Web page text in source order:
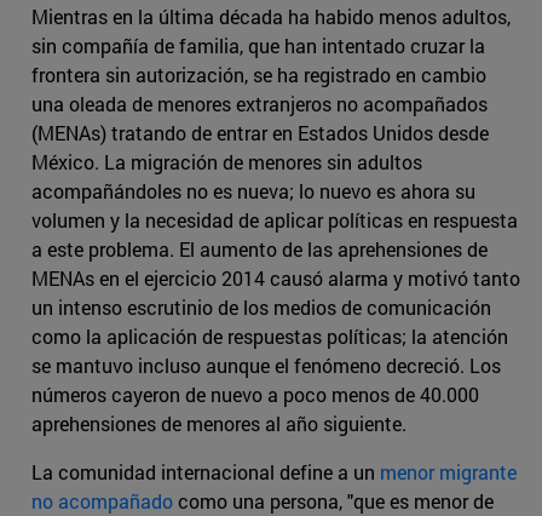
Mientras en la última década ha habido menos adultos,
sin compañía de familia, que han intentado cruzar la
frontera sin autorización, se ha registrado en cambio
una oleada de menores extranjeros no acompañados
(MENAs) tratando de entrar en Estados Unidos desde
México. La migración de menores sin adultos
acompañándoles no es nueva; lo nuevo es ahora su
volumen y la necesidad de aplicar políticas en respuesta
a este problema. El aumento de las aprehensiones de
MENAs en el ejercicio 2014 causó alarma y motivó tanto
un intenso escrutinio de los medios de comunicación
como la aplicación de respuestas políticas; la atención
se mantuvo incluso aunque el fenómeno decreció. Los
números cayeron de nuevo a poco menos de 40.000
aprehensiones de menores al año siguiente.
La comunidad internacional define a un menor migrante
no acompañadocomo una persona, "que es menor de